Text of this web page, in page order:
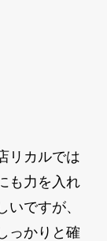
リカルでは
も力を入れ
ですが、
っかりと確